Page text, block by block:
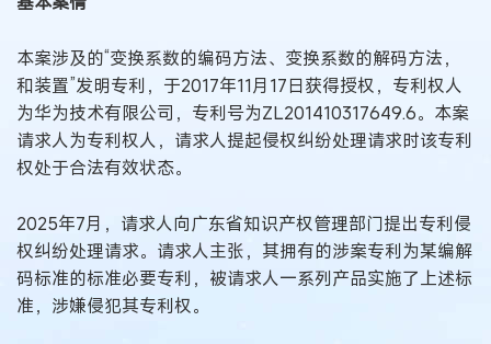
本案涉及的“变换系数的编码方法、变换系数的解码方法，
和装置”发明专利，于2017年11月17日获得授权，专利权人
为华为技术有限公司，专利号为ZL201410317649.6。本案
请求人为专利权人，请求人提起侵权纠纷处理请求时该专利
权处于合法有效状态。
2025年7月，请求人向广东省知识产权管理部门提出专利侵
权纠纷处理请求。请求人主张，其拥有的涉案专利为某编解
码标准的标准必要专利，被请求人一系列产品实施了上述标
准，涉嫌侵犯其专利权。